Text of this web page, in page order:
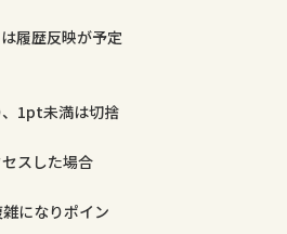
履歴反映が予定
、1pt未満は切捨
スした場合
になりポイン